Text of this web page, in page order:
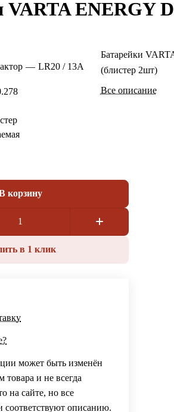
VARTA ENERGY
— LR20 / 13A
Батарейки
(блистер 2шт)
Все описание
корзину
в 1 клик
может быть изменён
товара и не всегда
на сайте, но все
соответствуют описанию.